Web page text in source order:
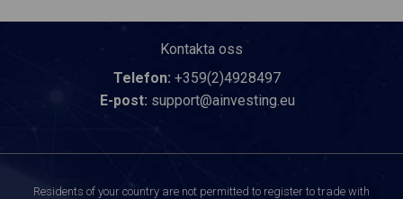
Kontakta oss
Telefon: +359(2)4928497
E-post: support@ainvesting.eu
Residents of your country are not permitted to register to trade with